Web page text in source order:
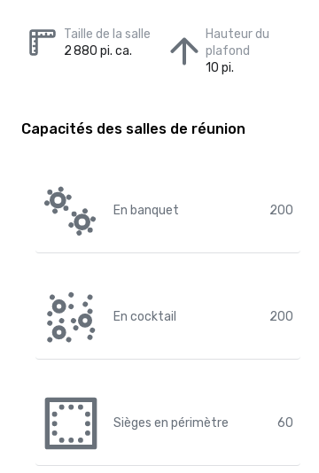
Taille de la salle
2 880 pi. ca.
Hauteur du
plafond
10 pi.
Capacités des salles de réunion
En banquet 200
En cocktail 200
Sièges en périmètre 60